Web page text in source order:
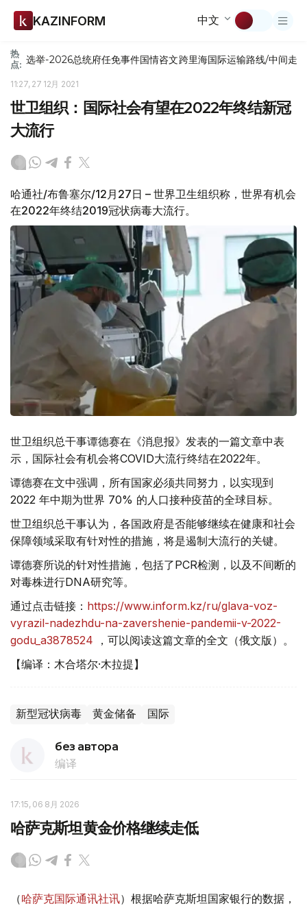
KAZINFORM 中文
热
点: 选举-2026总统府任免事件国情咨文跨里海国际运输路线/中间走廊
11:27, 27 12月 2021
世卫组织：国际社会有望在2022年终结新冠
大流行
哈通社/布鲁塞尔/12月27日 – 世界卫生组织称，世界有机会
在2022年终结2019冠状病毒大流行。
世卫组织总干事谭德赛在《消息报》发表的一篇文章中表
示，国际社会有机会将COVID大流行终结在2022年。
谭德赛在文中强调，所有国家必须共同努力，以实现到
2022 年中期为世界 70% 的人口接种疫苗的全球目标。
世卫组织总干事认为，各国政府是否能够继续在健康和社会
保障领域采取有针对性的措施，将是遏制大流行的关键。
谭德赛所说的针对性措施，包括了PCR检测，以及不间断的
对毒株进行DNA研究等。
通过点击链接： https://www.inform.kz/ru/glava-voz-
vyrazil-nadezhdu-na-zavershenie-pandemii-v-2022-
godu_a3878524 ，可以阅读这篇文章的全文（俄文版）。
【编译：木合塔尔·木拉提】
新型冠状病毒 黄金储备 国际
без автора
编译
17:15, 06 8月 2026
哈萨克斯坦黄金价格继续走低
（哈萨克国际通讯社讯）根据哈萨克斯坦国家银行的数据，